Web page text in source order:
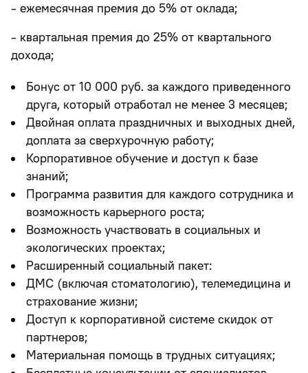
- ежемесячная премия до 5% от оклада;
- квартальная премия до 25% от квартального
дохода;
Бонус от 10 000 руб. за каждого приведенного
друга, который отработал не менее 3 месяцев;
Двойная оплата праздничных и выходных дней,
доплата за сверхурочную работу;
Корпоративное обучение и доступ к базе
знаний;
Программа развития для каждого сотрудника и
возможность карьерного роста;
Возможность участвовать в социальных и
экологических проектах;
Расширенный социальный пакет:
ДМС (включая стоматологию), телемедицина и
страхование жизни;
Доступ к корпоративной системе скидок от
партнеров;
Материальная помощь в трудных ситуациях;